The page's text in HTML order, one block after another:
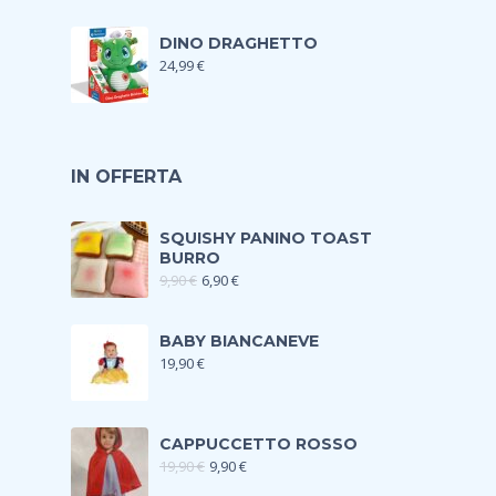
DINO DRAGHETTO
24,99€
IN OFFERTA
SQUISHY PANINO TOAST
BURRO
9,90€ 6,90€
BABY BIANCANEVE
19,90€
CAPPUCCETTO ROSSO
19,90€ 9,90€